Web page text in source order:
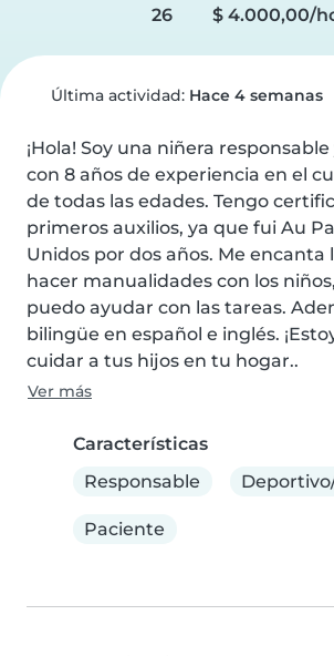
26
$ 4.000,00/
Última actividad: Hace 4 semanas
¡Hola! Soy una niñera
con 8 años de experiencia en el
de todas las edades. Tengo
primeros auxilios, ya que fui Au
Unidos por dos años. Me encanta
hacer manualidades con los
puedo ayudar con las tareas.
bilingüe en español e inglés.
cuidar a tus hijos en tu hogar..
Ver más
Características
Responsable
Paciente